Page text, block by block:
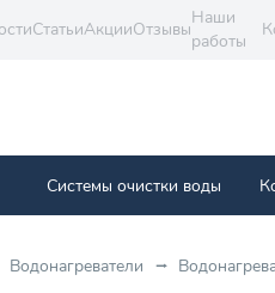
СтатьиАкцииОтзывы
Наши
работы
Системы очистки воды
Водонагреватели